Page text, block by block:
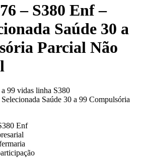
– S380 Enf –
Saúde 30 a
Parcial Não
99 vidas linha S380
Saúde 30 a 99 Compulsória
Enf